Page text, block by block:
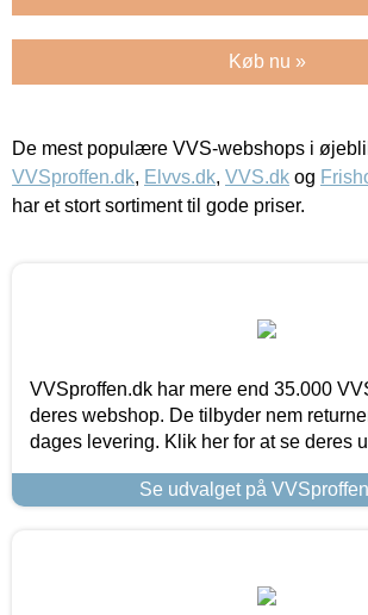
Køb nu »
De mest populære VVS-webshops i
VVSproffen.dk, Elvvs.dk, VVS.dk og
har et stort sortiment til gode priser.
VVSproffen.dk har mere end 35.000
deres webshop. De tilbyder nem
dages levering. Klik her for at se deres
Se udvalget på